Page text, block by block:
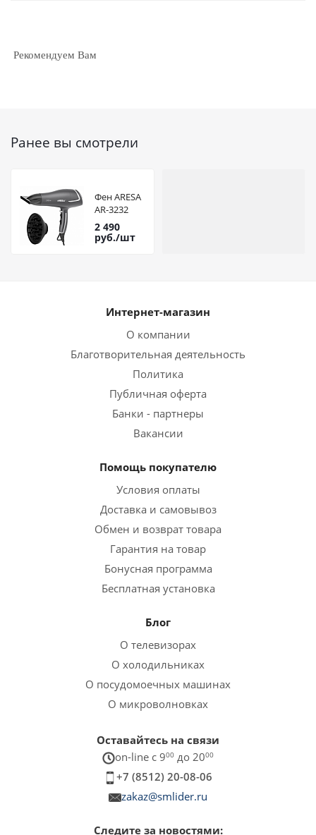
Рекомендуем Вам
Ранее вы смотрели
Фен ARESA
AR-3232
2 490
руб./шт
Интернет-магазин
О компании
Благотворительная деятельность
Политика
Публичная оферта
Банки - партнеры
Вакансии
Помощь покупателю
Условия оплаты
Доставка и самовывоз
Обмен и возврат товара
Гарантия на товар
Бонусная программа
Бесплатная установка
Блог
О телевизорах
О холодильниках
О посудомоечных машинах
О микроволновках
Оставайтесь на связи
on-line c 900 до 2000
+7 (8512) 20-08-06
zakaz@smlider.ru
Следите за новостями: